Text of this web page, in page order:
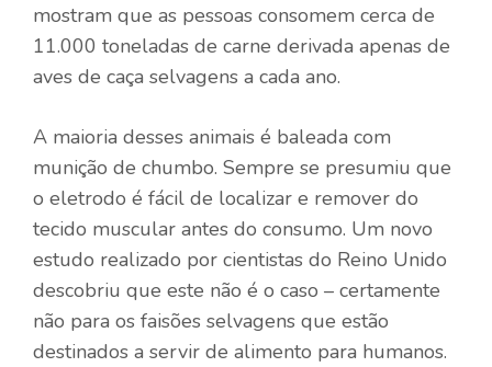
mostram que as pessoas consomem cerca de
11.000 toneladas de carne derivada apenas de
aves de caça selvagens a cada ano.
A maioria desses animais é baleada com
munição de chumbo. Sempre se presumiu que
o eletrodo é fácil de localizar e remover do
tecido muscular antes do consumo. Um novo
estudo realizado por cientistas do Reino Unido
descobriu que este não é o caso – certamente
não para os faisões selvagens que estão
destinados a servir de alimento para humanos.